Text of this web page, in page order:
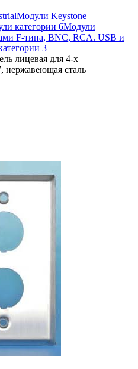
Модули Keystone
категории 6Модули
F-типа, BNC, RCA. USB и
3
лицевая для 4-х
сталь